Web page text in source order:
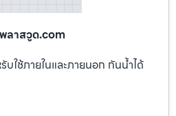
ลาสวูด.com
ใช้ภายในและภายนอก กันน้ำได้